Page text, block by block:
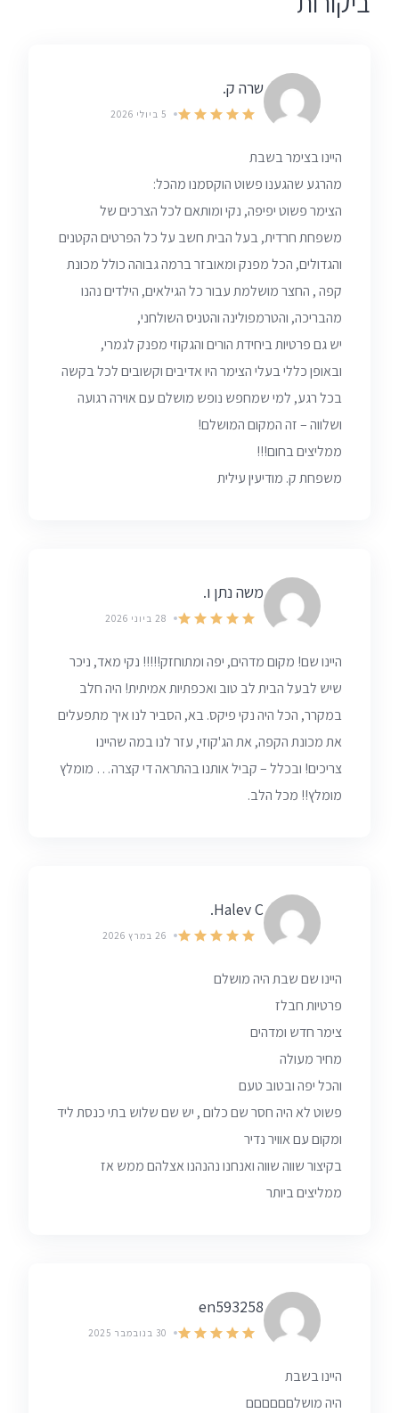
שרה ק.
5 ביולי 2026
היינו בצימר בשבת
מהרגע שהגענו פשוט הוקסמנו מהכל:
הצימר פשוט יפיפה, נקי ומותאם לכל הצרכים של
משפחת חרדית, בעל הבית חשב על כל הפרטים הקטנים
והגדולים, הכל מפנק ומאובזר ברמה גבוהה כולל מכונת
קפה , החצר מושלמת עבור כל הגילאים, הילדים נהנו
מהבריכה, והטרמפולינה והטניס השולחני,
יש גם פרטיות ביחידת הורים והגקוזי מפנק לגמרי,
ובאופן כללי בעלי הצימר היו אדיבים וקשובים לכל בקשה
בכל רגע, למי שמחפש נופש מושלם עם אוירה רגועה
ושלווה – זה המקום המושלם!
ממליצים בחום!!!
משפחת ק. מודיעין עילית
משה נתן ו.
28 ביוני 2026
היינו שם! מקום מדהים, יפה ומתוחזק!!!!! נקי מאד, ניכר
שיש לבעל הבית לב טוב ואכפתיות אמיתית! היה חלב
במקרר, הכל היה נקי פיקס. בא, הסביר לנו איך מתפעלים
את מכונת הקפה, את הג'קוזי, עזר לנו במה שהיינו
צריכים! ובכלל – קביל אותנו בהתראה די קצרה… מומלץ
מומלץ!! מכל הלב.
Halev C.
26 במרץ 2026
היינו שם שבת היה מושלם
פרטיות חבלז
צימר חדש ומדהים
מחיר מעולה
והכל יפה ובטוב טעם
פשוט לא היה חסר שם כלום , יש שם שלוש בתי כנסת ליד
ומקום עם אוויר נדיר
בקיצור שווה שווה ואנחנו נהנהנו אצלהם ממש אז
ממליצים ביותר
en593258
30 בנובמבר 2025
היינו בשבת
היה מושלםםםםםם